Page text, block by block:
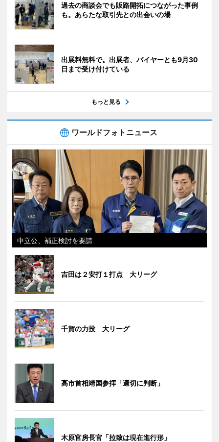
過去の商談会でも販路開拓につながった事例
も。あらたな取引先との出会いの場
出展料無料で。出展者、バイヤーとも9月30
日まで受け付けている
もっと見る
ワールドフォトニュース
中立公、補正検討を要請
吉田は２安打１打点 大リーグ
千賀の力投 大リーグ
高市首相靖国参拝「適切に判断」
木原官房長官「拉致は現在進行形」